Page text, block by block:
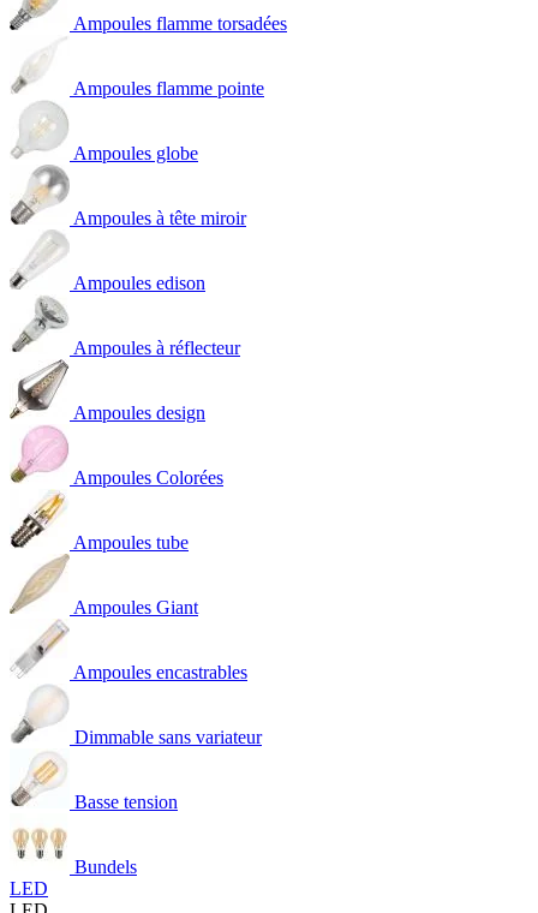
Ampoules flamme torsadées
Ampoules flamme pointe
Ampoules globe
Ampoules à tête miroir
Ampoules edison
Ampoules à réflecteur
Ampoules design
Ampoules Colorées
Ampoules tube
Ampoules Giant
Ampoules encastrables
Dimmable sans variateur
Basse tension
Bundels
LED